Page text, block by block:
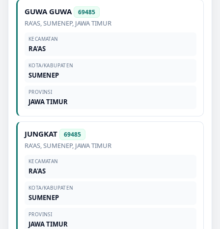
GUWA GUWA 69485
RA'AS,SUMENEP, JAWA TIMUR
KECAMATAN
RA'AS
KOTA/KABUPATEN
SUMENEP
PROVINSI
JAWA TIMUR
JUNGKAT 69485
RA'AS,SUMENEP, JAWA TIMUR
KECAMATAN
RA'AS
KOTA/KABUPATEN
SUMENEP
PROVINSI
JAWA TIMUR